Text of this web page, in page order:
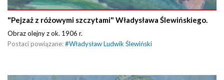
"Pejzaż z różowymi szczytami" Władysława Ślewińskiego.
Obraz olejny z ok. 1906 r.
Postaci powiązane:#Władysław Ludwik Ślewiński